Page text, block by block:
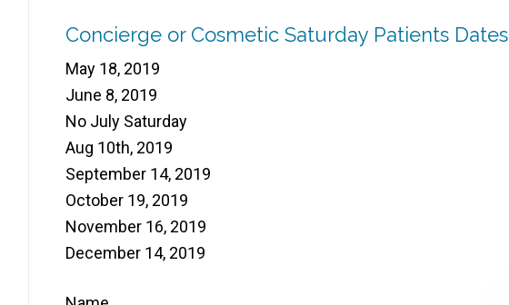
Concierge or Cosmetic Saturday Patients Dates
May 18, 2019
June 8, 2019
No July Saturday
Aug 10th, 2019
September 14, 2019
October 19, 2019
November 16, 2019
December 14, 2019